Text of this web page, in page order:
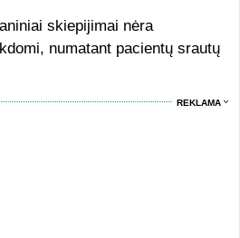
skiepijimai nėra
numatant pacientų srautų
REKLAMA